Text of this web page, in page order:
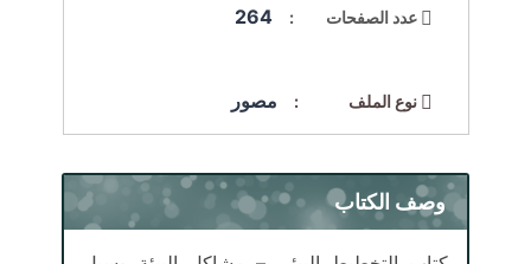
عدد الصفحات : 264
نوع الملف : مصور
وصف الكتاب